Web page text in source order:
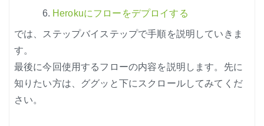
Herokuにフローをデプロイする
では、ステップバイステップで手順を説明していきま
す。
最後に今回使用するフローの内容を説明します。先に
知りたい方は、ググッと下にスクロールしてみてくだ
さい。